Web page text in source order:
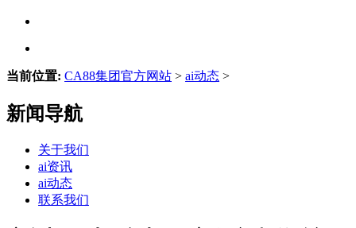
当前位置: CA88集团官方网站 > ai动态 >
新闻导航
关于我们
ai资讯
ai动态
联系我们